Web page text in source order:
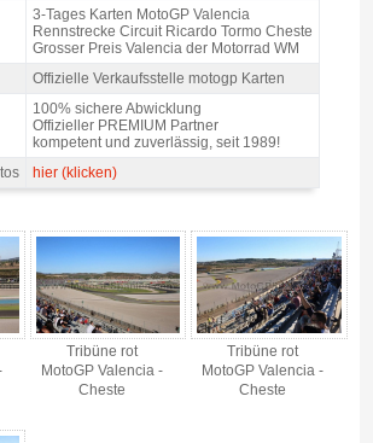
Rot MotoGP Valencia 2026 - Produkt-Übersicht
3-Tages Karten MotoGP Valencia
Rennstrecke Circuit Ricardo Tormo Cheste
Grosser Preis Valencia der Motorrad WM
Offizielle Verkaufsstelle motogp Karten
100% sichere Abwicklung
Offizieller PREMIUM Partner
kompetent und zuverlässig, seit 1989!
hier (klicken)
Tribüne rot
MotoGP Valencia -
Cheste
Tribüne rot
MotoGP Valencia -
Cheste